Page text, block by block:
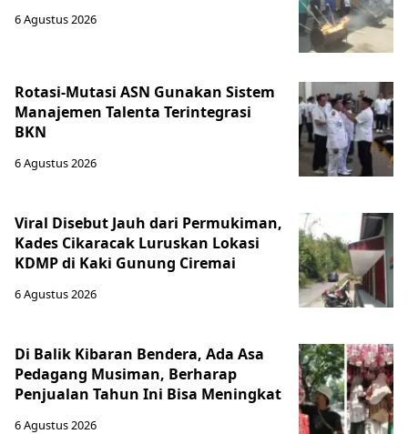
6 Agustus 2026
Rotasi-Mutasi ASN Gunakan Sistem
Manajemen Talenta Terintegrasi
BKN
6 Agustus 2026
Viral Disebut Jauh dari Permukiman,
Kades Cikaracak Luruskan Lokasi
KDMP di Kaki Gunung Ciremai
6 Agustus 2026
Di Balik Kibaran Bendera, Ada Asa
Pedagang Musiman, Berharap
Penjualan Tahun Ini Bisa Meningkat
6 Agustus 2026